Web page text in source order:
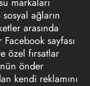
ağların
arasında
sayfası
özel fırsatlar
önder
kendi reklamını